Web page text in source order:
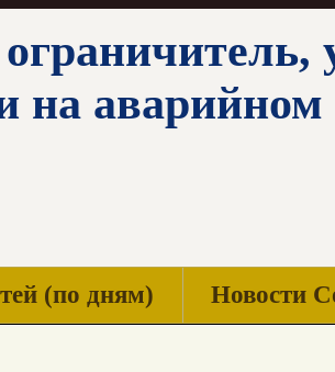
на аварийном
(по дням) Новости